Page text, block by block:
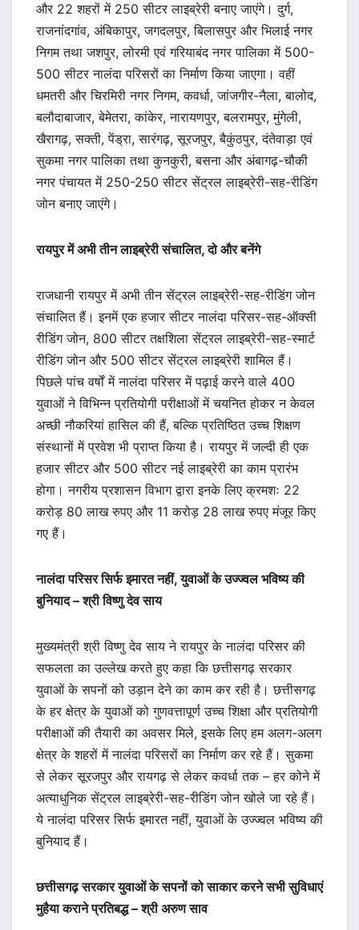
और 22 शहरों में 250 सीटर लाइब्रेरी बनाए जाएंगे। दुर्ग,
राजनांदगांव, अंबिकापुर, जगदलपुर, बिलासपुर और भिलाई नगर
निगम तथा जशपुर, लोरमी एवं गरियाबंद नगर पालिका में 500-
500 सीटर नालंदा परिसरों का निर्माण किया जाएगा। वहीं
धमतरी और चिरमिरी नगर निगम, कवर्धा, जांजगीर-नैला, बालोद,
बलौदाबाजार, बेमेतरा, कांकेर, नारायणपुर, बलरामपुर, मुंगेली,
खैरागढ़, सक्ती, पेंड्रा, सारंगढ़, सूरजपुर, बैकुंठपुर, दंतेवाड़ा एवं
सुकमा नगर पालिका तथा कुनकुरी, बसना और अंबागढ़-चौकी
नगर पंचायत में 250-250 सीटर सेंट्रल लाइब्रेरी-सह-रीडिंग
जोन बनाए जाएंगे।
रायपुर में अभी तीन लाइब्रेरी संचालित, दो और बनेंगे
राजधानी रायपुर में अभी तीन सेंट्रल लाइब्रेरी-सह-रीडिंग जोन
संचालित हैं। इनमें एक हजार सीटर नालंदा परिसर-सह-ऑक्सी
रीडिंग जोन, 800 सीटर तक्षशिला सेंट्रल लाइब्रेरी-सह-स्मार्ट
रीडिंग जोन और 500 सीटर सेंट्रल लाइब्रेरी शामिल हैं।
पिछले पांच वर्षों में नालंदा परिसर में पढ़ाई करने वाले 400
युवाओं ने विभिन्न प्रतियोगी परीक्षाओं में चयनित होकर न केवल
अच्छी नौकरियां हासिल की हैं, बल्कि प्रतिष्ठित उच्च शिक्षण
संस्थानों में प्रवेश भी प्राप्त किया है। रायपुर में जल्दी ही एक
हजार सीटर और 500 सीटर नई लाइब्रेरी का काम प्रारंभ
होगा। नगरीय प्रशासन विभाग द्वारा इनके लिए क्रमशः 22
करोड़ 80 लाख रुपए और 11 करोड़ 28 लाख रुपए मंजूर किए
गए हैं।
नालंदा परिसर सिर्फ इमारत नहीं, युवाओं के उज्ज्वल भविष्य की
बुनियाद – श्री विष्णु देव साय
मुख्यमंत्री श्री विष्णु देव साय ने रायपुर के नालंदा परिसर की
सफलता का उल्लेख करते हुए कहा कि छत्तीसगढ़ सरकार
युवाओं के सपनों को उड़ान देने का काम कर रही है। छत्तीसगढ़
के हर क्षेत्र के युवाओं को गुणवत्तापूर्ण उच्च शिक्षा और प्रतियोगी
परीक्षाओं की तैयारी का अवसर मिले, इसके लिए हम अलग-अलग
क्षेत्र के शहरों में नालंदा परिसरों का निर्माण कर रहे हैं। सुकमा
से लेकर सूरजपुर और रायगढ़ से लेकर कवर्धा तक – हर कोने में
अत्याधुनिक सेंट्रल लाइब्रेरी-सह-रीडिंग जोन खोले जा रहे हैं।
ये नालंदा परिसर सिर्फ इमारत नहीं, युवाओं के उज्ज्वल भविष्य की
बुनियाद हैं।
छत्तीसगढ़ सरकार युवाओं के सपनों को साकार करने सभी सुविधाएं
मुहैया कराने प्रतिबद्ध – श्री अरुण साव